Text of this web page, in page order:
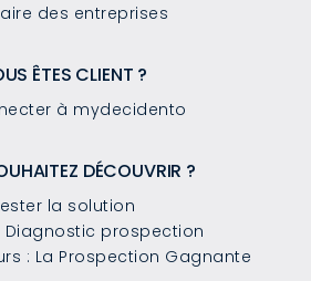
des entreprises
ÊTES CLIENT ?
à mydecidento
DÉCOUVRIR ?
la solution
Diagnostic prospection
: La Prospection Gagnante